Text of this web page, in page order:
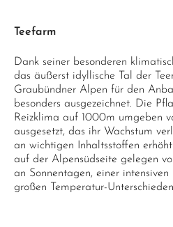
Teefarm
Dank seiner besonderen
das äußerst idyllische Tal der
Graubündner Alpen für den
besonders ausgezeichnet. Die
Reizklima auf 1000m umgeben
ausgesetzt, das ihr Wachstum
an wichtigen Inhaltsstoffen
auf der Alpensüdseite gelegen
an Sonnentagen, einer intensiven
großen Temperatur-